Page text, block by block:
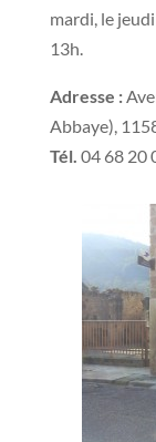
mardi, le
13h.
Adresse :
Abbaye),
Tél. 04 68 20